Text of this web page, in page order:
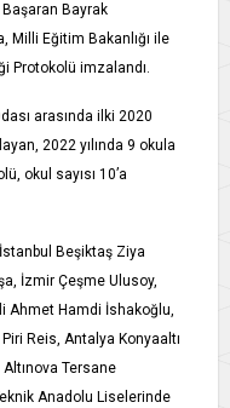
Bayrak
Milli Eğitim Bakanlığı ile
Protokolü imzalandı.
arasında ilki 2020
2022 yılında 9 okula
okul sayısı 10’a
Beşiktaş Ziya
İzmir Çeşme Ulusoy,
Ahmet Hamdi İshakoğlu,
Reis, Antalya Konyaaltı
Tersane
Anadolu Liselerinde